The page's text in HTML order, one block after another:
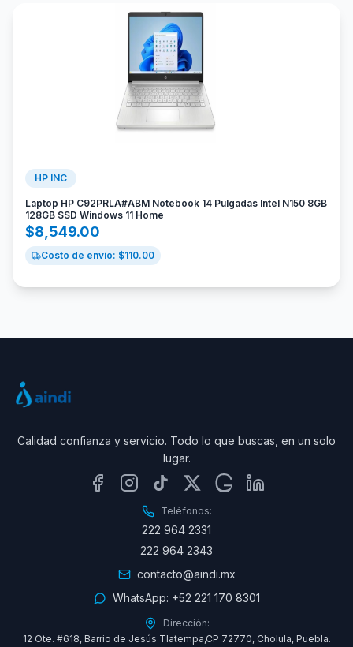
HP INC
Laptop HP C92PRLA#ABM Notebook 14 Pulgadas Intel N150 8GB
128GB SSD Windows 11 Home
$8,549.00
Costo de envío: $110.00
Calidad confianza y servicio. Todo lo que buscas, en un solo
lugar.
Teléfonos:
222 964 2331
222 964 2343
contacto@aindi.mx
WhatsApp: +52 221 170 8301
Dirección:
12 Ote. #618, Barrio de Jesús Tlatempa,CP 72770, Cholula, Puebla.